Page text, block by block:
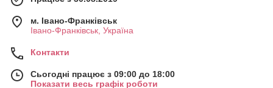
м. Івано-Франківськ
Івано-Франківськ, Україна
Контакти
Сьогодні працює з 09:00 до 18:00
Показати весь графік роботи